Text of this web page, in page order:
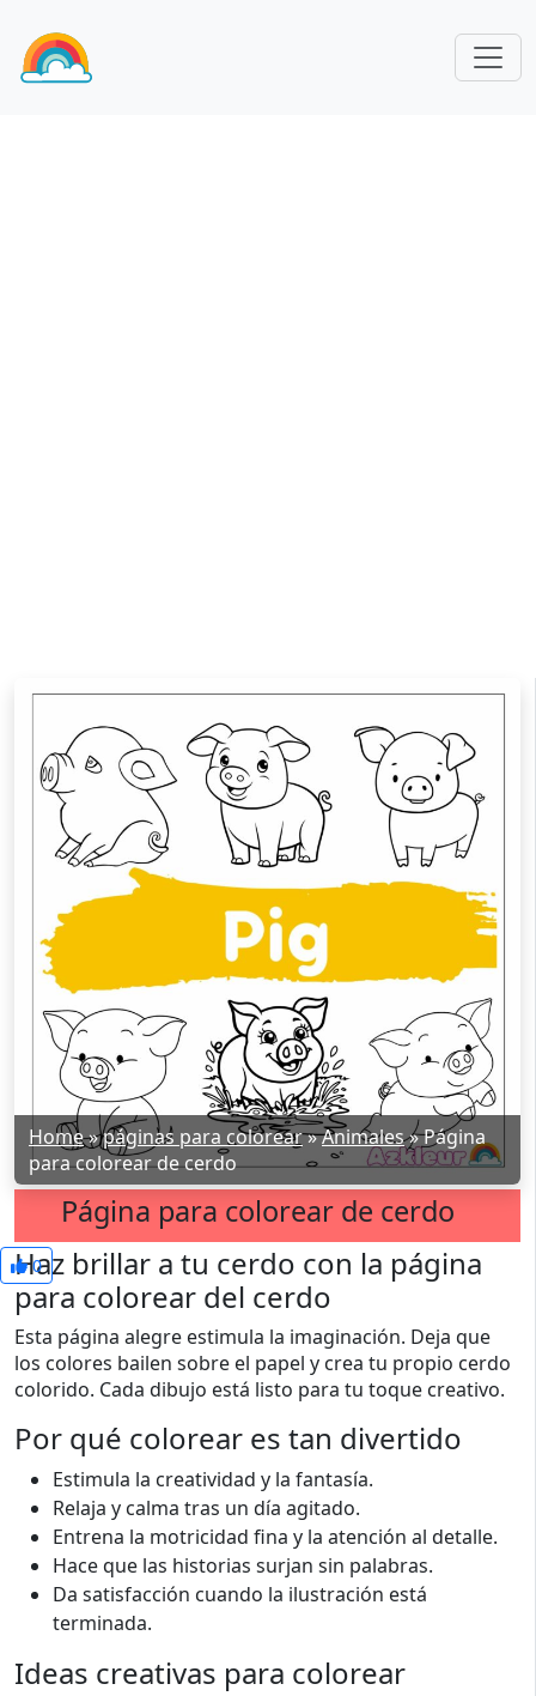
Home»páginas para colorear»Animales»Página
para colorear de cerdo
Página para colorear de cerdo
0
Haz brillar a tu cerdo con la página
para colorear del cerdo
Esta página alegre estimula la imaginación. Deja que
los colores bailen sobre el papel y crea tu propio cerdo
colorido. Cada dibujo está listo para tu toque creativo.
Por qué colorear es tan divertido
Estimula la creatividad y la fantasía.
Relaja y calma tras un día agitado.
Entrena la motricidad fina y la atención al detalle.
Hace que las historias surjan sin palabras.
Da satisfacción cuando la ilustración está
terminada.
Ideas creativas para colorear